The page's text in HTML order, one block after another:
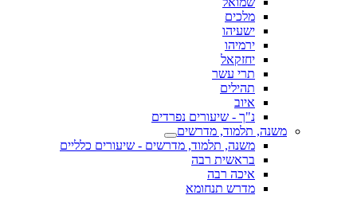
מלכים
ישעיהו
ירמיהו
יחזקאל
תרי עשר
תהילים
איוב
נ"ך - שיעורים נפרדים
משנה, תלמוד, מדרשים
משנה, תלמוד, מדרשים - שיעורים כלליים
בראשית רבה
איכה רבה
מדרש תנחומא